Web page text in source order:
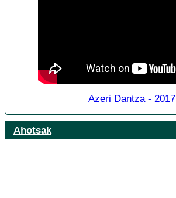
Azeri Dantza - 2017
Ahotsak